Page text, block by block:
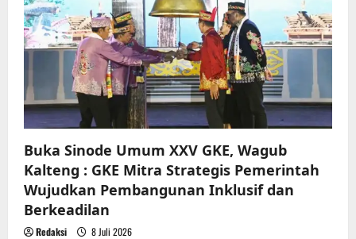
Buka Sinode Umum XXV GKE, Wagub
Kalteng : GKE Mitra Strategis Pemerintah
Wujudkan Pembangunan Inklusif dan
Berkeadilan
Redaksi 8 Juli 2026